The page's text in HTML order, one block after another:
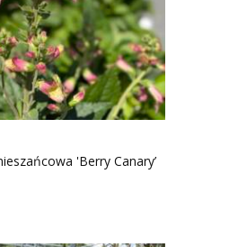
'Berry Canary’